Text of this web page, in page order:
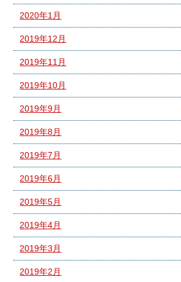
2020年1月
2019年12月
2019年11月
2019年10月
2019年9月
2019年8月
2019年7月
2019年6月
2019年5月
2019年4月
2019年3月
2019年2月